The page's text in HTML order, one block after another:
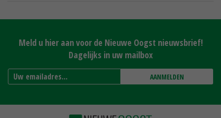
Meld u hier aan voor de Nieuwe Oogst nieuwsbrief!
Dagelijks in uw mailbox
AANMELDEN